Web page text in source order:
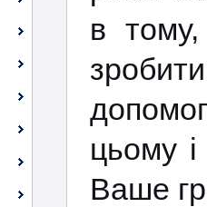
в
цьому
Ваше